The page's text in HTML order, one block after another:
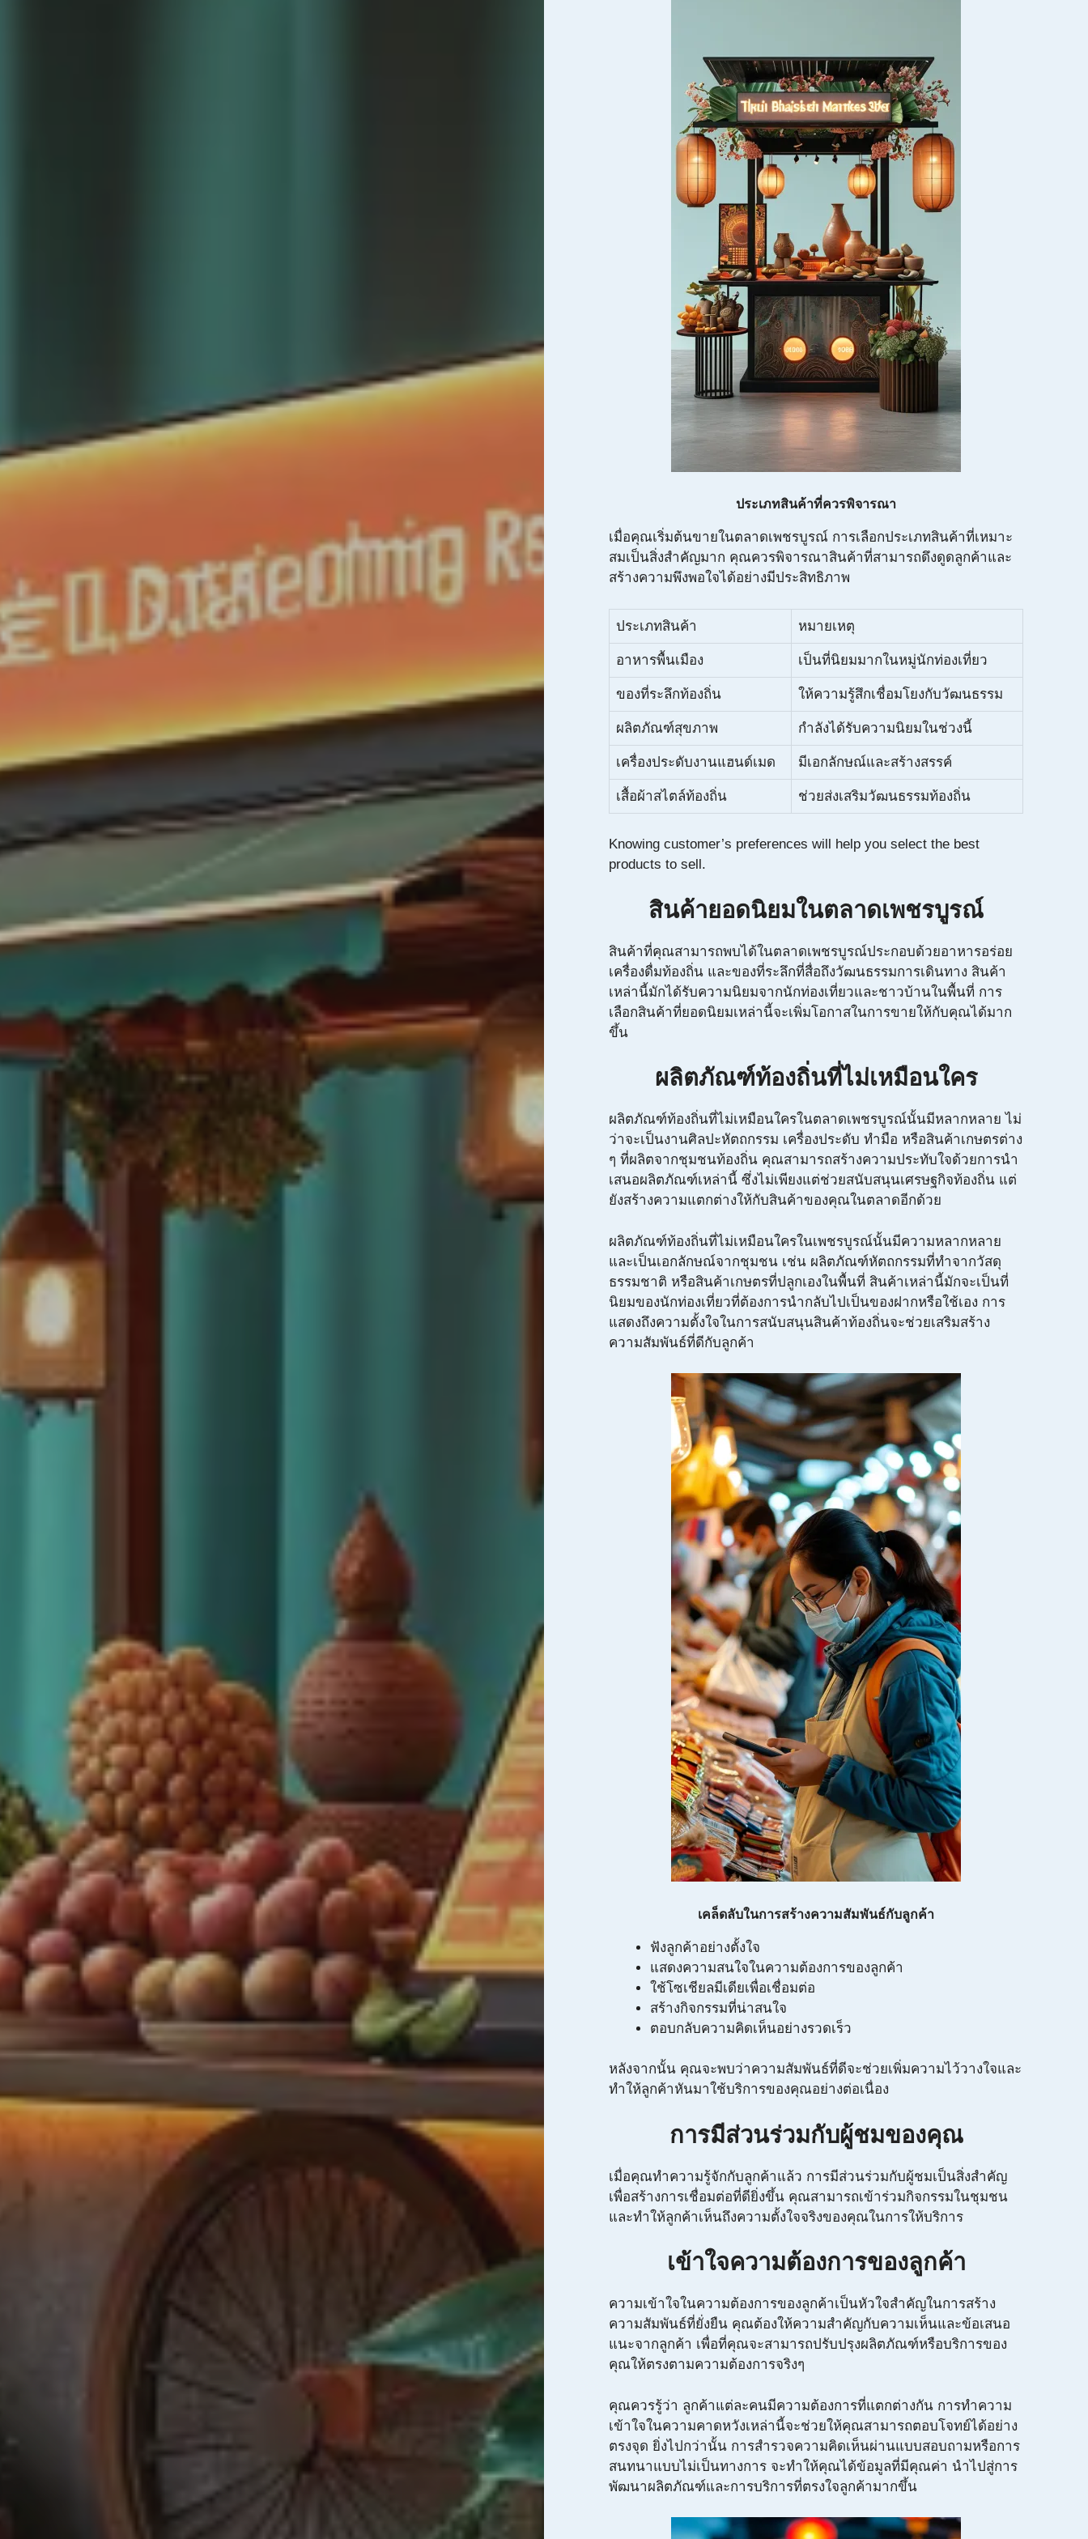
ประเภทสินค้าที่ควรพิจารณา
เมื่อคุณเริ่มต้นขายในตลาดเพชรบูรณ์ การเลือกประเภทสินค้าที่เหมาะ
สมเป็นสิ่งสำคัญมาก คุณควรพิจารณาสินค้าที่สามารถดึงดูดลูกค้าและ
สร้างความพึงพอใจได้อย่างมีประสิทธิภาพ
ประเภทสินค้า หมายเหตุ
อาหารพื้นเมือง เป็นที่นิยมมากในหมู่นักท่องเที่ยว
ของที่ระลึกท้องถิ่น ให้ความรู้สึกเชื่อมโยงกับวัฒนธรรม
ผลิตภัณฑ์สุขภาพ กำลังได้รับความนิยมในช่วงนี้
เครื่องประดับงานแฮนด์เมด มีเอกลักษณ์และสร้างสรรค์
เสื้อผ้าสไตล์ท้องถิ่น ช่วยส่งเสริมวัฒนธรรมท้องถิ่น
Knowing customer’s preferences will help you select the best
products to sell.
สินค้ายอดนิยมในตลาดเพชรบูรณ์
สินค้าที่คุณสามารถพบได้ในตลาดเพชรบูรณ์ประกอบด้วยอาหารอร่อย
เครื่องดื่มท้องถิ่น และของที่ระลึกที่สื่อถึงวัฒนธรรมการเดินทาง สินค้า
เหล่านี้มักได้รับความนิยมจากนักท่องเที่ยวและชาวบ้านในพื้นที่ การ
เลือกสินค้าที่ยอดนิยมเหล่านี้จะเพิ่มโอกาสในการขายให้กับคุณได้มาก
ขึ้น
ผลิตภัณฑ์ท้องถิ่นที่ไม่เหมือนใคร
ผลิตภัณฑ์ท้องถิ่นที่ไม่เหมือนใครในตลาดเพชรบูรณ์นั้นมีหลากหลาย ไม่
ว่าจะเป็นงานศิลปะหัตถกรรม เครื่องประดับ ทำมือ หรือสินค้าเกษตรต่าง
ๆ ที่ผลิตจากชุมชนท้องถิ่น คุณสามารถสร้างความประทับใจด้วยการนำ
เสนอผลิตภัณฑ์เหล่านี้ ซึ่งไม่เพียงแต่ช่วยสนับสนุนเศรษฐกิจท้องถิ่น แต่
ยังสร้างความแตกต่างให้กับสินค้าของคุณในตลาดอีกด้วย
ผลิตภัณฑ์ท้องถิ่นที่ไม่เหมือนใครในเพชรบูรณ์นั้นมีความหลากหลาย
และเป็นเอกลักษณ์จากชุมชน เช่น ผลิตภัณฑ์หัตถกรรมที่ทำจากวัสดุ
ธรรมชาติ หรือสินค้าเกษตรที่ปลูกเองในพื้นที่ สินค้าเหล่านี้มักจะเป็นที่
นิยมของนักท่องเที่ยวที่ต้องการนำกลับไปเป็นของฝากหรือใช้เอง การ
แสดงถึงความตั้งใจในการสนับสนุนสินค้าท้องถิ่นจะช่วยเสริมสร้าง
ความสัมพันธ์ที่ดีกับลูกค้า
เคล็ดลับในการสร้างความสัมพันธ์กับลูกค้า
ฟังลูกค้าอย่างตั้งใจ
แสดงความสนใจในความต้องการของลูกค้า
ใช้โซเชียลมีเดียเพื่อเชื่อมต่อ
สร้างกิจกรรมที่น่าสนใจ
ตอบกลับความคิดเห็นอย่างรวดเร็ว
หลังจากนั้น คุณจะพบว่าความสัมพันธ์ที่ดีจะช่วยเพิ่มความไว้วางใจและ
ทำให้ลูกค้าหันมาใช้บริการของคุณอย่างต่อเนื่อง
การมีส่วนร่วมกับผู้ชมของคุณ
เมื่อคุณทำความรู้จักกับลูกค้าแล้ว การมีส่วนร่วมกับผู้ชมเป็นสิ่งสำคัญ
เพื่อสร้างการเชื่อมต่อที่ดียิ่งขึ้น คุณสามารถเข้าร่วมกิจกรรมในชุมชน
และทำให้ลูกค้าเห็นถึงความตั้งใจจริงของคุณในการให้บริการ
เข้าใจความต้องการของลูกค้า
ความเข้าใจในความต้องการของลูกค้าเป็นหัวใจสำคัญในการสร้าง
ความสัมพันธ์ที่ยั่งยืน คุณต้องให้ความสำคัญกับความเห็นและข้อเสนอ
แนะจากลูกค้า เพื่อที่คุณจะสามารถปรับปรุงผลิตภัณฑ์หรือบริการของ
คุณให้ตรงตามความต้องการจริงๆ
คุณควรรู้ว่า ลูกค้าแต่ละคนมีความต้องการที่แตกต่างกัน การทำความ
เข้าใจในความคาดหวังเหล่านี้จะช่วยให้คุณสามารถตอบโจทย์ได้อย่าง
ตรงจุด ยิ่งไปกว่านั้น การสำรวจความคิดเห็นผ่านแบบสอบถามหรือการ
สนทนาแบบไม่เป็นทางการ จะทำให้คุณได้ข้อมูลที่มีคุณค่า นำไปสู่การ
พัฒนาผลิตภัณฑ์และการบริการที่ตรงใจลูกค้ามากขึ้น